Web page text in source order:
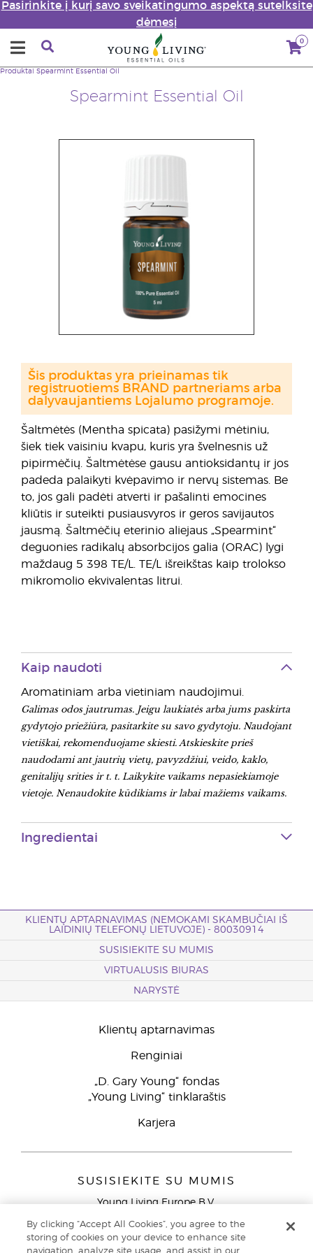
Pasirinkite į kurį savo sveikatingumo aspektą sutelksite
dėmesį
0
Spearmint Essential Oil
Produktai Spearmint Essential Oil
Šaltmėtės (Mentha spicata) pasižymi mėtiniu,
šiek tiek vaisiniu kvapu, kuris yra švelnesnis už
pipirmėčių. Šaltmėtėse gausu antioksidantų ir jos
padeda palaikyti kvėpavimo ir nervų sistemas. Be
to, jos gali padėti atverti ir pašalinti emocines
kliūtis ir suteikti pusiausvyros ir geros savijautos
jausmą. Šaltmėčių eterinio aliejaus „Spearmint“
deguonies radikalų absorbcijos galia (ORAC) lygi
maždaug 5 398 TE/L. TE/L išreikštas kaip trolokso
mikromolio ekvivalentas litrui.
Šis produktas yra prieinamas tik
registruotiems BRAND partneriams arba
dalyvaujantiems Lojalumo programoje.
Kaip naudoti
Aromatiniam arba vietiniam naudojimui.
Galimas odos jautrumas. Jeigu laukiatės arba jums paskirta
gydytojo priežiūra, pasitarkite su savo gydytoju. Naudojant
vietiškai, rekomenduojame skiesti. Atskieskite prieš
naudodami ant jautrių vietų, pavyzdžiui, veido, kaklo,
genitalijų srities ir t. t. Laikykite vaikams nepasiekiamoje
vietoje. Nenaudokite kūdikiams ir labai mažiems vaikams.
Ingredientai
KLIENTŲ APTARNAVIMAS (NEMOKAMI SKAMBUČIAI IŠ
LAIDINIŲ TELEFONŲ LIETUVOJE) - 80030914
SUSISIEKITE SU MUMIS
VIRTUALUSIS BIURAS
NARYSTĖ
Klientų aptarnavimas
Renginiai
„D. Gary Young“ fondas
„Young Living“ tinklaraštis
Karjera
SUSISIEKITE SU MUMIS
Young Living Europe B.V.
9727 AJ Groningen
By clicking “Accept All Cookies”, you agree to the
storing of cookies on your device to enhance site